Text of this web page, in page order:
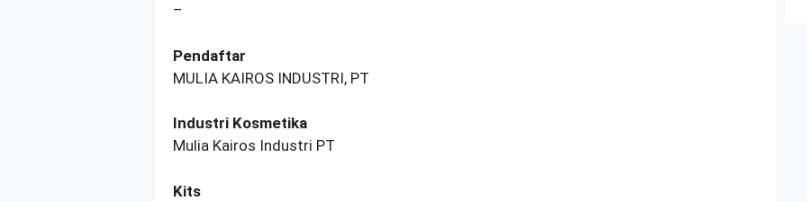
–
Pendaftar
MULIA KAIROS INDUSTRI, PT
Industri Kosmetika
Mulia Kairos Industri PT
Kits